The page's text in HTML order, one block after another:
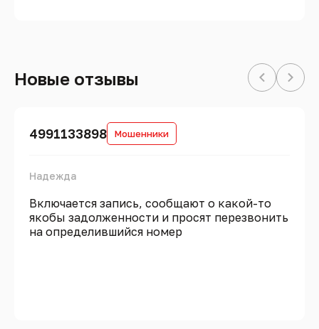
Новые отзывы
4991133898 Мошенники
Надежда
Включается запись, сообщают о какой-то
якобы задолженности и просят перезвонить
на определившийся номер